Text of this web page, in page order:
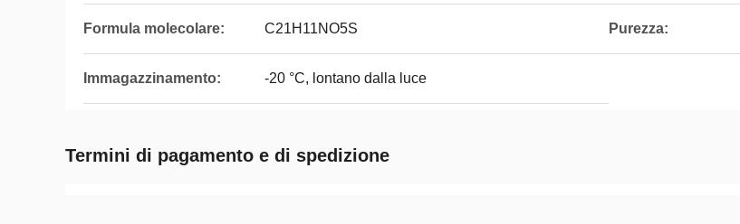
Formula molecolare: C21H11NO5S Purezza:
Immagazzinamento: -20 °C, lontano dalla luce
Termini di pagamento e di spedizione